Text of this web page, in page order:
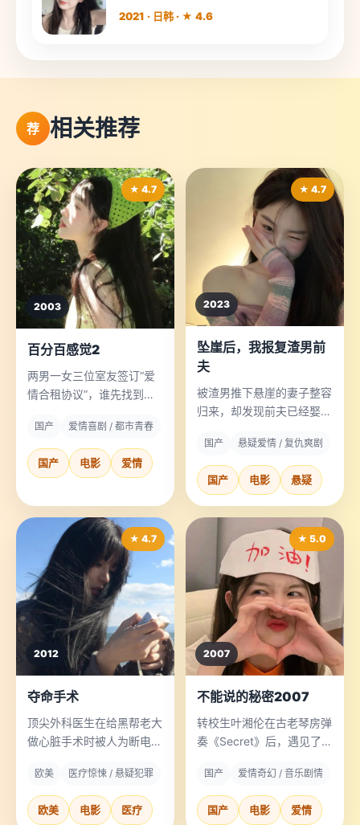
2021 · 日韩 · ★ 4.6
荐 相关推荐
★ 4.7
2003
百分百感觉2
两男一女三位室友签订“爱
情合租协议”，谁先找到真
住权。
国产 爱情喜剧 / 都市青春
国产 电影 爱情
★ 4.7
2023
坠崖后，我报复渣男前
夫
被渣男推下悬崖的妻子整容
归来，却发现前夫已经娶了
国产 悬疑爱情 / 复仇爽剧
国产 电影 悬疑
★ 4.7
2012
夺命手术
顶尖外科医生在给黑帮老大
做心脏手术时被人为断电，
后一步缝合。
欧美 医疗惊悚 / 悬疑犯罪
欧美 电影 医疗
★ 5.0
2007
不能说的秘密2007
转校生叶湘伦在古老琴房弹
奏《Secret》后，遇见了一
来自20年前。
国产 爱情奇幻 / 音乐剧情
国产 电影 爱情